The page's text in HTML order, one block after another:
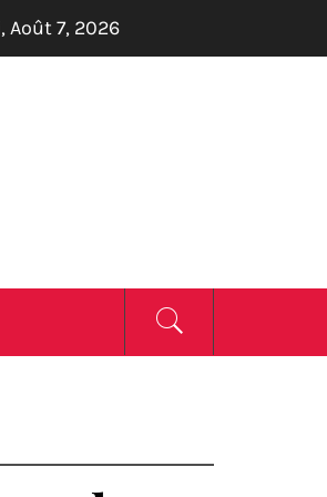
Guilhem Arregle et ses
Août 7, 2026